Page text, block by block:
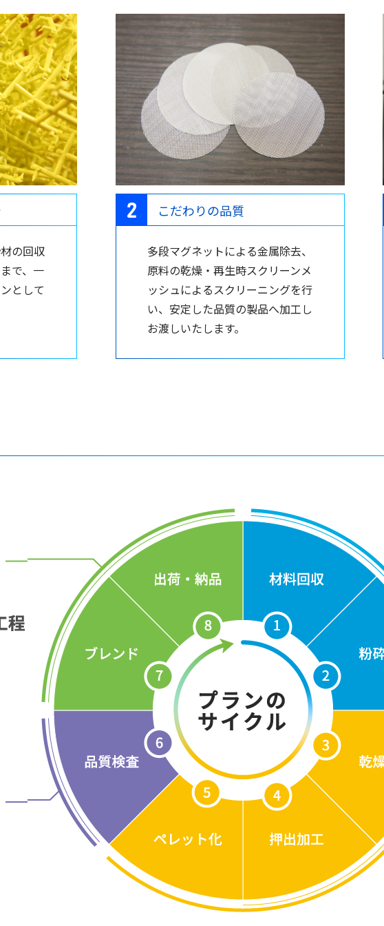
の回収
で、一
として
こだわりの品質
多段マグネットによる金属除去、
原料の乾燥・再生時スクリーンメ
ッシュによるスクリーニングを行
い、安定した品質の製品へ加工し
お渡しいたします。